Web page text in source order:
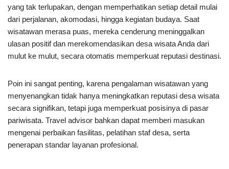
yang tak terlupakan, dengan memperhatikan setiap detail mulai
dari perjalanan, akomodasi, hingga kegiatan budaya. Saat
wisatawan merasa puas, mereka cenderung meninggalkan
ulasan positif dan merekomendasikan desa wisata Anda dari
mulut ke mulut, secara otomatis memperkuat reputasi destinasi.
Poin ini sangat penting, karena pengalaman wisatawan yang
menyenangkan tidak hanya meningkatkan reputasi desa wisata
secara signifikan, tetapi juga memperkuat posisinya di pasar
pariwisata. Travel advisor bahkan dapat memberi masukan
mengenai perbaikan fasilitas, pelatihan staf desa, serta
penerapan standar layanan profesional.